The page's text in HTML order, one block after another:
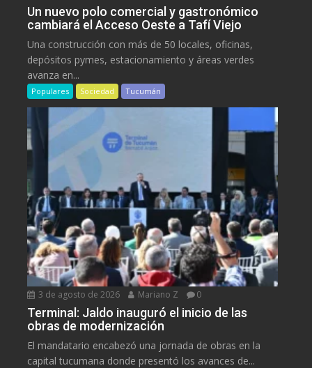
Un nuevo polo comercial y gastronómico
cambiará el Acceso Oeste a Tafí Viejo
Una construcción con más de 50 locales, oficinas,
depósitos pymes, estacionamiento y áreas verdes
avanza en...
Populares Sociedad Tucumán
3 de agosto de 2026 Mariano Z 0
Terminal: Jaldo inauguró el inicio de las
obras de modernización
El mandatario encabezó una jornada de obras en la
capital tucumana donde presentó los avances de...